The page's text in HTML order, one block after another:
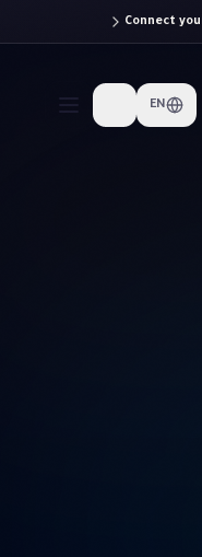
Connect
EN